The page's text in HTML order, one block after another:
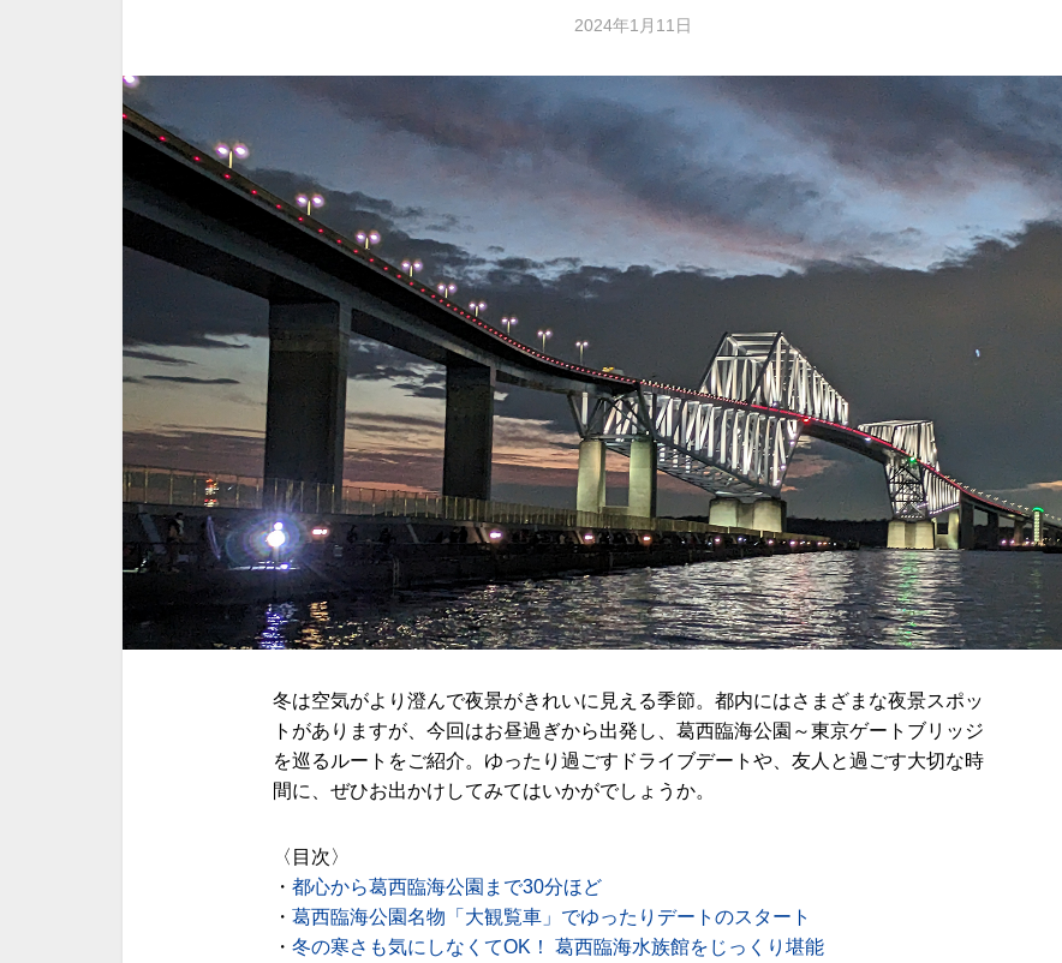
2024年1月11日
冬は空気がより澄んで夜景がきれいに見える季節。都内にはさまざまな夜景スポッ
トがありますが、今回はお昼過ぎから出発し、葛西臨海公園～東京ゲートブリッジ
を巡るルートをご紹介。ゆったり過ごすドライブデートや、友人と過ごす大切な時
間に、ぜひお出かけしてみてはいかがでしょうか。
〈目次〉
・ 都心から葛西臨海公園まで30分ほど
・ 葛西臨海公園名物「大観覧車」でゆったりデートのスタート
・ 冬の寒さも気にしなくてOK！ 葛西臨海水族館をじっくり堪能